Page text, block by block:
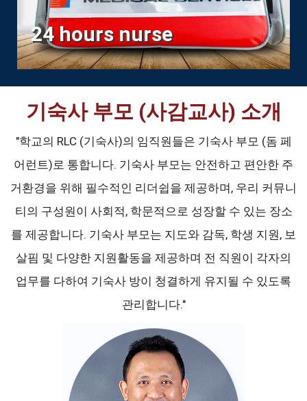
24 hours nurse
기숙사 부모 (사감교사) 소개
"학교의 RLC (기숙사)의 임직원들은 기숙사 부모 (돔 페
어런트)로 통합니다. 기숙사 부모는 안전하고 편안한 주
거환경을 위해 필수적인 리더쉽을 제공하며, 우리 커뮤니
티의 구성원이 사회적, 학문적으로 성장할 수 있는 장소
를 제공합니다. 기숙사 부모는 지도와 감독, 학생 지원, 보
살핌 및 다양한 지원활동을 제공하며 전 직원이 각자의
업무를 다하여 기숙사 방이 청결하게 유지될 수 있도록
관리합니다."